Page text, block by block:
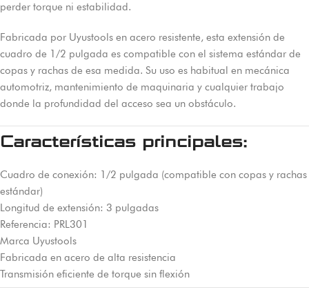
perder torque ni estabilidad.
Fabricada por Uyustools en acero resistente, esta extensión de
cuadro de 1/2 pulgada es compatible con el sistema estándar de
copas y rachas de esa medida. Su uso es habitual en mecánica
automotriz, mantenimiento de maquinaria y cualquier trabajo
donde la profundidad del acceso sea un obstáculo.
Características principales:
Cuadro de conexión: 1/2 pulgada (compatible con copas y rachas
estándar)
Longitud de extensión: 3 pulgadas
Referencia: PRL301
Marca Uyustools
Fabricada en acero de alta resistencia
Transmisión eficiente de torque sin flexión